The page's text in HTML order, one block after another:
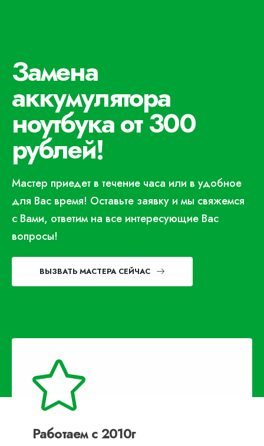
Замена
аккумулятора
ноутбука от 300
рублей!
Мастер приедет в течение часа или в удобное
для Вас время! Оставьте заявку и мы свяжемся
с Вами, ответим на все интересующие Вас
вопросы!
ВЫЗВАТЬ МАСТЕРА СЕЙЧАС
Работаем с 2010г